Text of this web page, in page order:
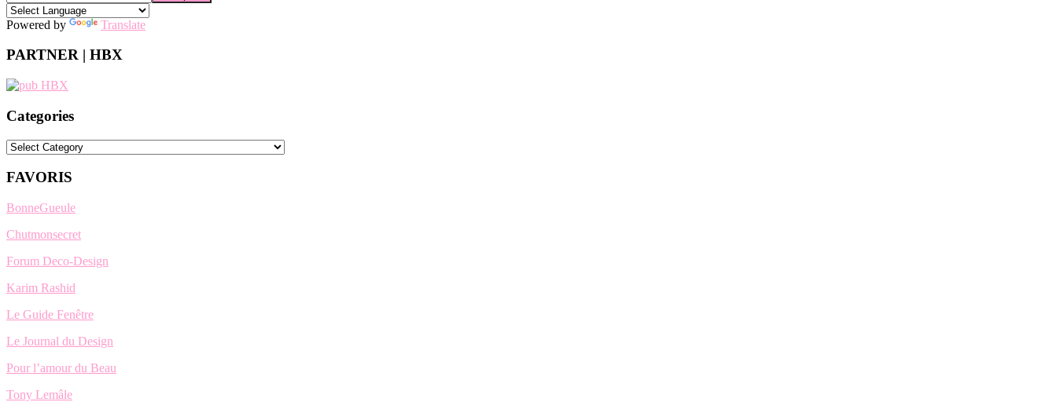
Powered by Translate
PARTNER | HBX
Categories
Categories
FAVORIS
BonneGueule
Chutmonsecret
Forum Deco-Design
Karim Rashid
Le Guide Fenêtre
Le Journal du Design
Pour l’amour du Beau
Tony Lemâle